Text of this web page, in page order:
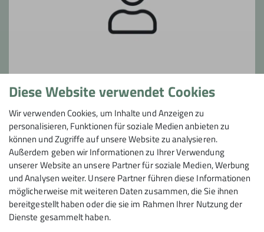
Jens Krause
Leitung Familien-Klettergruppe FG1 Heilbronn
info@pranaphysio.de
Diese Website verwendet Cookies
Wir verwenden Cookies, um Inhalte und Anzeigen zu
personalisieren, Funktionen für soziale Medien anbieten zu
können und Zugriffe auf unsere Website zu analysieren.
Außerdem geben wir Informationen zu Ihrer Verwendung
unserer Website an unsere Partner für soziale Medien, Werbung
und Analysen weiter. Unsere Partner führen diese Informationen
möglicherweise mit weiteren Daten zusammen, die Sie ihnen
bereitgestellt haben oder die sie im Rahmen Ihrer Nutzung der
Dienste gesammelt haben.